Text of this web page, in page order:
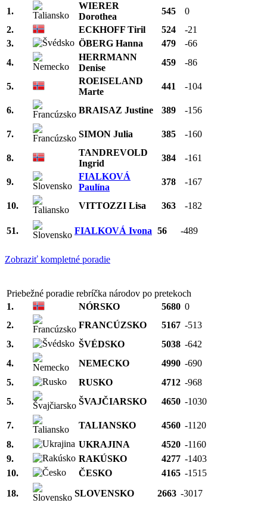
1.
WIERER
Dorothea
545
0
2.
ECKHOFF Tiril 524
-21
3.
ÖBERG Hanna 479
-66
4.
HERRMANN
Denise
459 -86
5.
ROEISELAND
Marte
441 -104
6. BRAISAZ Justine 389 -156
7. SIMON Julia 385 -160
8.
TANDREVOLD
Ingrid
384 -161
9.
FIALKOVÁ
Paulína
378 -167
10. VITTOZZI Lisa 363 -182
51. FIALKOVÁ Ivona 56 -489
Zobraziť kompletné poradie
Priebežné poradie rebríčka národov po pretekoch
1.
NÓRSKO 5680 0
2.
FRANCÚZSKO 5167 -513
3.
ŠVÉDSKO 5038 -642
4.
NEMECKO 4990 -690
5.
RUSKO 4712 -968
5.
ŠVAJČIARSKO 4650 -1030
7. TALIANSKO 4560 -1120
8.
UKRAJINA 4520 -1160
9.
RAKÚSKO 4277 -1403
10.
ČESKO 4165 -1515
18.
SLOVENSKO 2663 -3017